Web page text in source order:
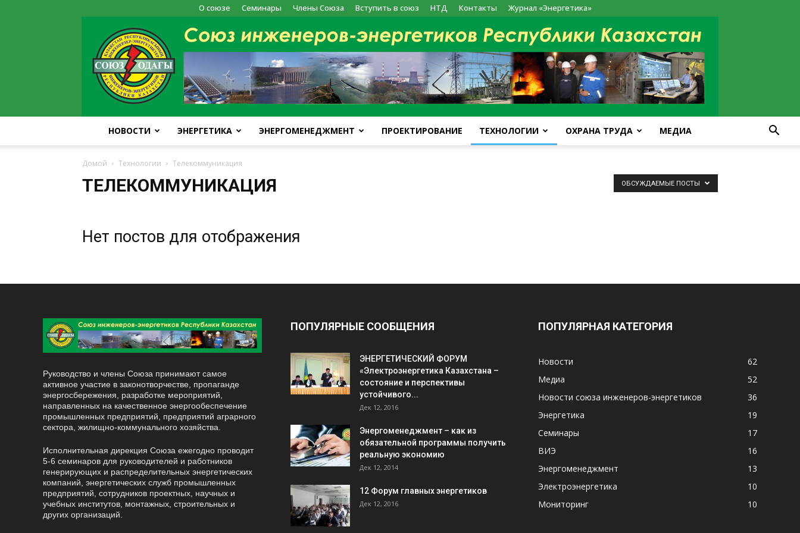
О союзе Семинары Члены Союза Вступить в союз НТД Контакты Журнал «Энергетика»
НОВОСТИ ЭНЕРГЕТИКА ЭНЕРГОМЕНЕДЖМЕНТ ПРОЕКТИРОВАНИЕ ТЕХНОЛОГИИ ОХРАНА ТРУДА МЕДИА
Домой Технологии Телекоммуникация
ТЕЛЕКОММУНИКАЦИЯ ОБСУЖДАЕМЫЕ ПОСТЫ
Нет постов для отображения
Руководство и члены Союза принимают самое
активное участие в законотворчестве, пропаганде
энергосбережения, разработке мероприятий,
направленных на качественное энергообеспечение
промышленных предприятий, предприятий аграрного
сектора, жилищно-коммунального хозяйства.
Исполнительная дирекция Союза ежегодно проводит
5-6 семинаров для руководителей и работников
генерирующих и распределительных энергетических
компаний, энергетических служб промышленных
предприятий, сотрудников проектных, научных и
учебных институтов, монтажных, строительных и
других организаций.
ПОПУЛЯРНЫЕ СООБЩЕНИЯ
ЭНЕРГЕТИЧЕСКИЙ ФОРУМ
«Электроэнергетика Казахстана –
состояние и перспективы
устойчивого...
Дек 12, 2016
Энергоменеджмент – как из
обязательной программы получить
реальную экономию
Дек 12, 2014
12 Форум главных энергетиков
Дек 12, 2016
ПОПУЛЯРНАЯ КАТЕГОРИЯ
Новости
62
Медиа
52
Новости союза инженеров-энергетиков
36
Энергетика
19
Семинары
17
ВИЭ
16
Энергоменеджмент
13
Электроэнергетика
10
Мониторинг
10